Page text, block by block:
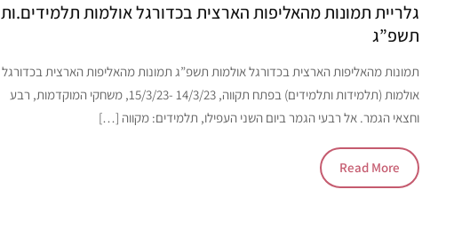
גלריית תמונות מהאליפות הארצית בכדורגל אולמות תלמידים.ות
תשפ”ג
תמונות מהאליפות הארצית בכדורגל אולמות תשפ”ג תמונות מהאליפות הארצית בכדורגל
אולמות (תלמידות ותלמידים) בפתח תקווה, 14/3/23 -15/3/23, משחקי המוקדמות, רבע
וחצאי הגמר. אל רבעי הגמר ביום השני העפילו, תלמידים: מקווה […]
Read More